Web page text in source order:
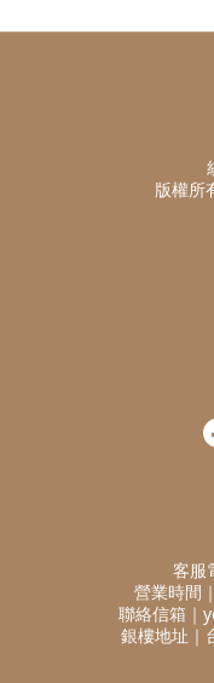
版權所
客服
營業時間
聯絡信箱｜
銀樓地址｜